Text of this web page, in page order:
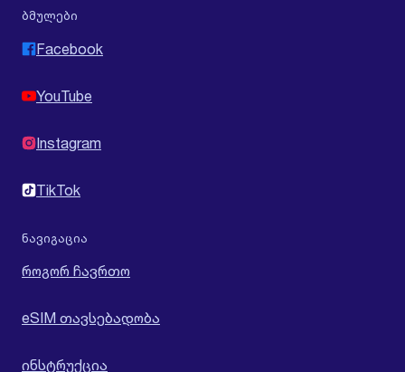
ბმულები
Facebook
YouTube
Instagram
TikTok
ნავიგაცია
როგორ ჩავრთო
eSIM თავსებადობა
ინსტრუქცია